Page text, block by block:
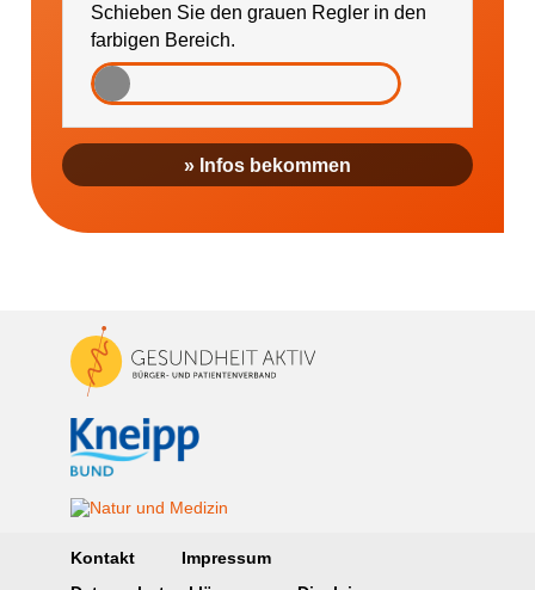
Schieben Sie den grauen Regler in den
farbigen Bereich.
» Infos bekommen
Kontakt
Impressum